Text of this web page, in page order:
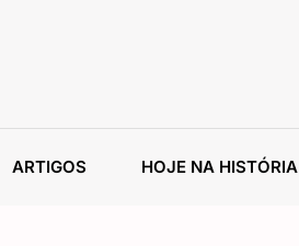
ARTIGOS HOJE NA HISTÓRIA